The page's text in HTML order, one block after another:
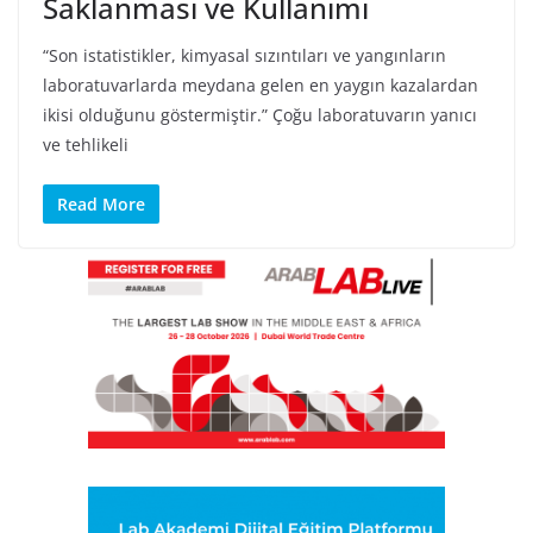
Saklanması ve Kullanımı
“Son istatistikler, kimyasal sızıntıları ve yangınların
laboratuvarlarda meydana gelen en yaygın kazalardan
ikisi olduğunu göstermiştir.” Çoğu laboratuvarın yanıcı
ve tehlikeli
Read More